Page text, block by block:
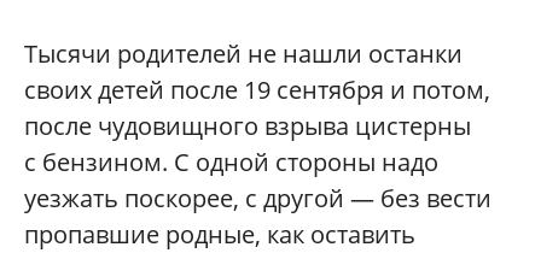
Тысячи родителей не нашли останки
своих детей после 19 сентября и потом,
после чудовищного взрыва цистерны
с бензином. С одной стороны надо
уезжать поскорее, с другой — без вести
пропавшие родные, как оставить